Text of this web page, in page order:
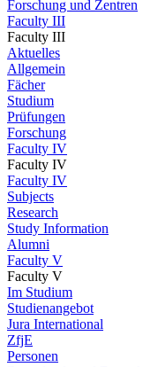
Forschung und Zentren
Faculty III
Faculty III
Aktuelles
Allgemein
Fächer
Studium
Prüfungen
Forschung
Faculty IV
Faculty IV
Faculty IV
Subjects
Research
Study Information
Alumni
Faculty V
Faculty V
Im Studium
Studienangebot
Jura International
ZfjE
Personen